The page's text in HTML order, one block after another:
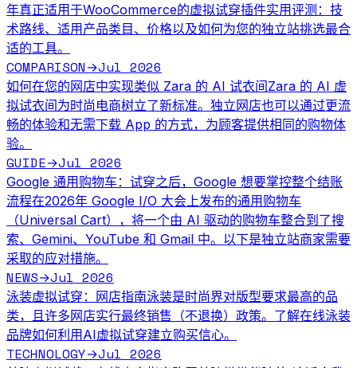
年真正适用于WooCommerce的虚拟试穿插件实用评测：技
术路线、适用产品类目、价格以及如何为您的独立站挑选最合
适的工具。
COMPARISON →Jul 2026
如何在您的网店中实现类似 Zara 的 AI 试衣间Zara 的 AI 虚
拟试衣间为时尚电商树立了新标准。独立网店也可以通过更流
畅的体验和无需下载 App 的方式，为顾客提供相同的购物体
验。
GUIDE→Jul 2026
Google 通用购物车：试穿之后，Google 想要掌控整个结账
流程在2026年 Google I/O 大会上发布的通用购物车
（Universal Cart），将一个由 AI 驱动的购物车整合到了搜
索、Gemini、YouTube 和 Gmail 中。以下是独立站商家需要
采取的应对措施。
NEWS→Jul 2026
泳装虚拟试穿：网店指南泳装是时尚界对版型要求最高的品
类，且许多网店实行最终销售（不退换）政策。了解在线泳装
品牌如何利用AI虚拟试穿建立购买信心。
TECHNOLOGY→Jul 2026